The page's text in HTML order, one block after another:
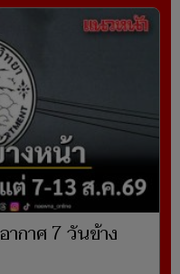
กาศ 7 วันข้าง